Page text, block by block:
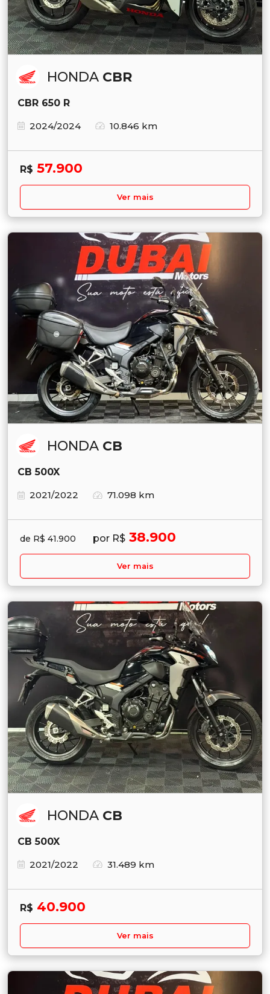
HONDA CBR
CBR 650 R
2024/2024
10.846 km
R$ 57.900
Ver mais
HONDA CB
CB 500X
2021/2022
71.098 km
de R$ 41.900 por R$ 38.900
Ver mais
HONDA CB
CB 500X
2021/2022
31.489 km
R$ 40.900
Ver mais